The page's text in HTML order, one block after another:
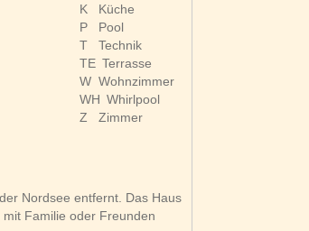
K
Küche
P
Pool
T
Technik
TE Terrasse
W Wohnzimmer
WH Whirlpool
Z
Zimmer
Nordsee entfernt. Das Haus
Familie oder Freunden